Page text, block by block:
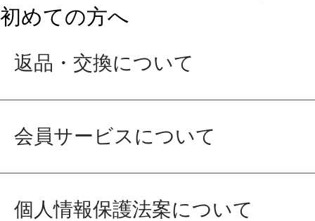
初めての方へ
返品・交換について
会員サービスについて
個人情報保護法案について